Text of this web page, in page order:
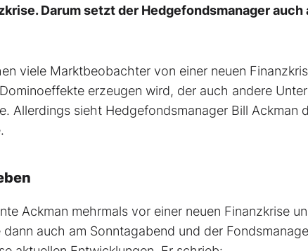
Darum setzt der Hedgefondsmanager auch
viele Marktbeobachter von einer neuen
erzeugen wird, der auch andere
Allerdings sieht Hedgefondsmanager Bill Ackman
Ackman mehrmals vor einer neuen Finanzkrise
auch am Sonntagabend und der